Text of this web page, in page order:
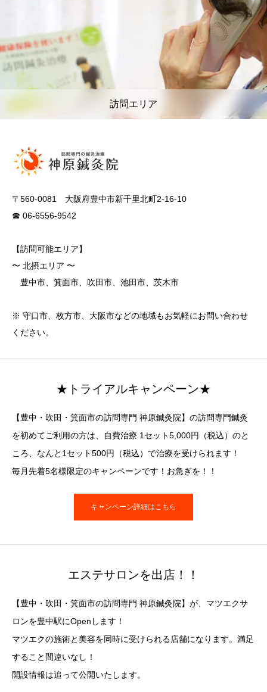
訪問エリア
〒560-0081 大阪府豊中市新千里北町2-16-10
☎ 06-6556-9542
【訪問可能エリア】
〜 北摂エリア 〜
豊中市、箕面市、吹田市、池田市、茨木市
※ 守口市、枚方市、大阪市などの地域もお気軽にお問い合わせ
ください。
★トライアルキャンペーン★
【豊中・吹田・箕面市の訪問専門 神原鍼灸院】の訪問専門鍼灸
を初めてご利用の方は、自費治療 1セット5,000円（税込）のと
ころ、なんと1セット500円（税込）で治療を受けられます！
毎月先着5名様限定のキャンペーンです！お急ぎを！！
キャンペーン詳細はこちら
エステサロンを出店！！
【豊中・吹田・箕面市の訪問専門 神原鍼灸院】が、マツエクサ
ロンを豊中駅にOpenします！
マツエクの施術と美容を同時に受けられる店舗になります。満足
すること間違いなし！
開設情報は追って公開いたします。